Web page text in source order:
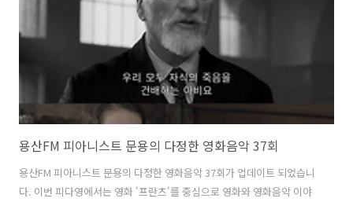
이륙-임오성 작가님을 모시고 스페인 내 www..
용산FM 피아니스트 문용의 다정한 영화음악 37회
용산FM 피아니스트 문용의 다정한 영화음악 37회가 업데이트 되었습니
다. 이번 피다영에서는 영화 '프란츠'를 중심으로 영화와 영화음악 이야